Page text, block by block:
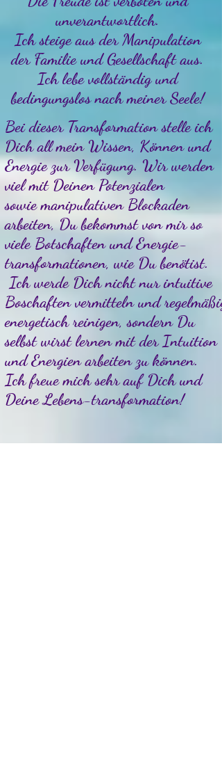
unverantwortlich.
Ich steige aus der Manipulation
der Familie und Gesellschaft aus.
Ich lebe vollständig und
bedingungslos nach meiner Seele!
Bei dieser Transformation stelle ich
Dich all mein Wissen, Können und
Energie zur Verfügung. Wir werden
viel mit Deinen Potenzialen
sowie manipulativen Blockaden
arbeiten, Du bekommst von mir so
viele Botschaften und Energie-
transformationen, wie Du benötist.
Ich werde Dich nicht nur intuitive
Boschaften vermitteln und regelmäßig
energetisch reinigen, sondern Du
selbst wirst lernen mit der Intuition
und Energien arbeiten zu können.
Ich freue mich sehr auf Dich und
Deine Lebens-transformation!